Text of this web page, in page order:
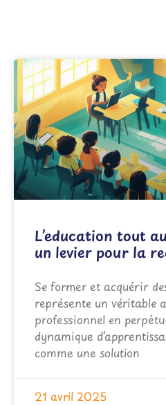
L’education tout
un levier pour la
Se former et acquérir
représente un véritable
professionnel en
dynamique
comme une solution
21 avril 2025